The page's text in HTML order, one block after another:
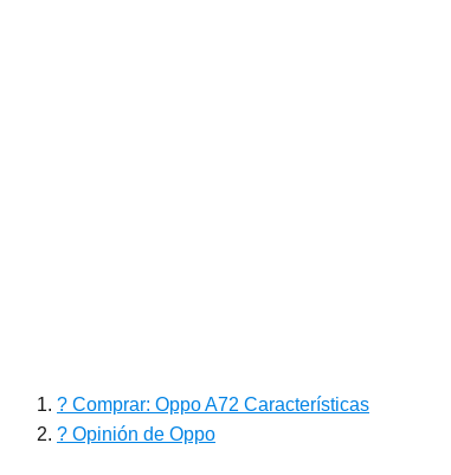
? Comprar: Oppo A72 Características
? Opinión de Oppo